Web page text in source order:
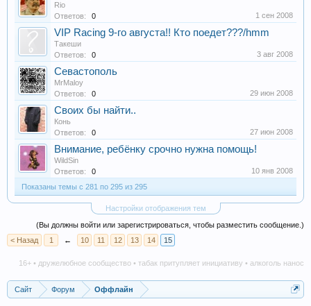
Rio
Ответов:
0 1 сен 2008
VIP Racing 9-го августа!! Кто поедет???/hmm
Такеши
Ответов:
0 3 авг 2008
Севастополь
MrMaloy
Ответов:
0 29 июн 2008
Своих бы найти..
Конь
Ответов:
0 27 июн 2008
Внимание, ребёнку срочно нужна помощь!
WildSin
Ответов:
0
10 янв 2008
Показаны темы с 281 по 295 из 295
Настройки отображения тем
(Вы должны войти или зарегистрироваться, чтобы разместить сообщение.)
< Назад
1 ← 10 11 12 13 14 15
16+ • дружелюбное сообщество • табак притупляет инициативу • алкоголь
Сайт Форум Оффлайн